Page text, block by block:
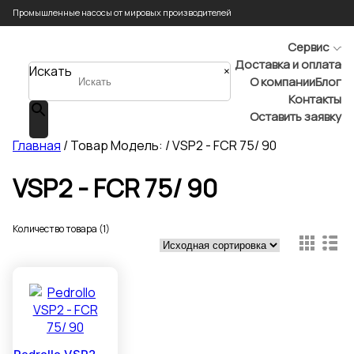
Промышленные насосы от мировых производителей
Искать ×
Сервис
Доставка и оплата
О компанииБлог
Контакты
Оставить заявку
Главная / Товар Модель: / VSP2 - FCR 75/ 90
VSP2 - FCR 75/ 90
Количество товара (1)